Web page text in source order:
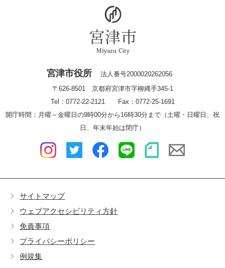
サイトマップ
ウェブアクセシビリティ方針
免責事項
プライバシーポリシー
例規集
宮津市役所
法人番号2000020262056
〒626-8501 京都府宮津市字柳縄手345-1
Tel：0772-22-2121 Fax：0772-25-1691
開庁時間：月曜～金曜日の9時00分から16時30分まで（土曜・日曜日、祝
日、年末年始は閉庁）